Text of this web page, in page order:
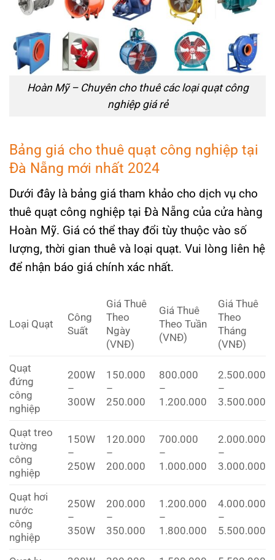
Hoàn Mỹ – Chuyên cho thuê các loại quạt công
nghiệp giá rẻ
Bảng giá cho thuê quạt công nghiệp tại
Đà Nẵng mới nhất 2024
Dưới đây là bảng giá tham khảo cho dịch vụ cho
thuê quạt công nghiệp tại Đà Nẵng của cửa hàng
Hoàn Mỹ. Giá có thể thay đổi tùy thuộc vào số
lượng, thời gian thuê và loại quạt. Vui lòng liên hệ
để nhận báo giá chính xác nhất.
Loại Quạt
Công
Suất
Giá Thuê
Theo
Ngày
(VNĐ)
Giá Thuê
Theo Tuần
(VNĐ)
Giá Thuê
Theo
Tháng
(VNĐ)
Quạt
đứng
công
nghiệp
200W
–
300W
150.000
–
250.000
800.000
–
1.200.000
2.500.000
–
3.500.000
Quạt treo
tường
công
nghiệp
150W
–
250W
120.000
–
200.000
700.000
–
1.000.000
2.000.000
–
3.000.000
Quạt hơi
nước
công
nghiệp
250W
–
350W
200.000
–
350.000
1.200.000
–
1.800.000
4.000.000
–
5.500.000